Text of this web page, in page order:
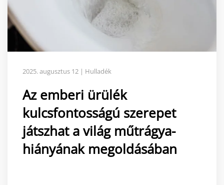
2025. augusztus 12 | Hulladék
Az emberi ürülék
kulcsfontosságú szerepet
játszhat a világ műtrágya-
hiányának megoldásában